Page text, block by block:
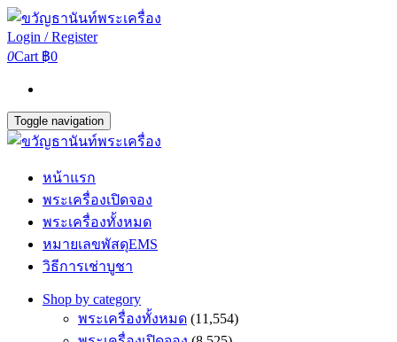
Login / Register
0Cart ฿0
Toggle navigation
หน้าแรก
พระเครื่องเปิดจอง
พระเครื่องทั้งหมด
หมายเลขพัสดุEMS
วิธีการเช่าบูชา
Shop by category
พระเครื่องทั้งหมด (11,554)